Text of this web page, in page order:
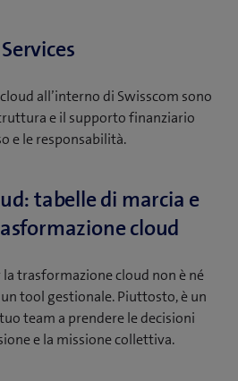
all’interno di Swisscom sono
e il supporto finanziario
e le responsabilità.
tabelle di marcia e
cloud
la trasformazione cloud non è né
tool gestionale. Piuttosto, è un
team a prendere le decisioni
e la missione collettiva.